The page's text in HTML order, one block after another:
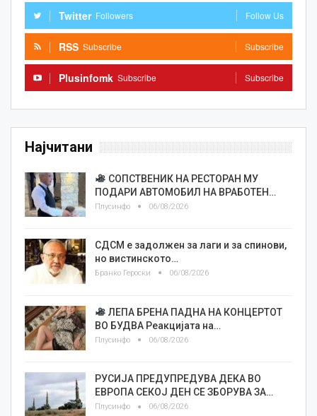
Twitter Followers Follow Us
RSS Subscribe Subscribe
Plusinfomk Subscribe Subscribe
Најчитани
СОПСТВЕНИК НА РЕСТОРАН МУ
ПОДАРИ АВТОМОБИЛ НА ВРАБОТЕН…
Плусинфо 06/08/2026
СДСМ е задолжен за лаги и за спинови,
но вистинското…
Бранко Героски 06/08/2026
ЛЕПА БРЕНА ПАДНА НА КОНЦЕРТОТ
ВО БУДВА Реакцијата на…
Плусинфо 06/08/2026
РУСИЈА ПРЕДУПРЕДУВА ДЕКА ВО
ЕВРОПА СЕКОЈ ДЕН СЕ ЗБОРУВА ЗА…
Плусинфо 06/08/2026